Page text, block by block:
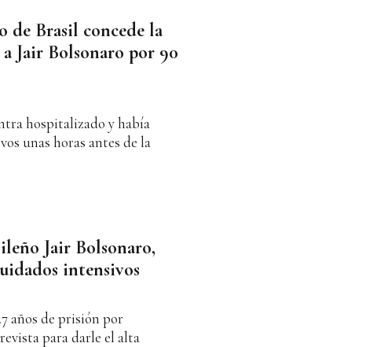
de Brasil concede la
Jair Bolsonaro por 90
hospitalizado y había
unas horas antes de la
Jair Bolsonaro,
intensivos
años de prisión por
para darle el alta